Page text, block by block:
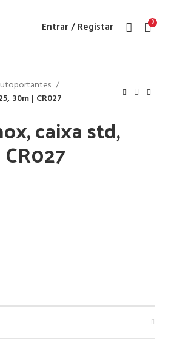
Entrar / Registar 0
30m | CR027
caixa std,